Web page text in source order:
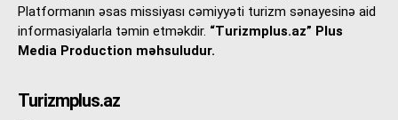
Platformanın əsas missiyası cəmiyyəti turizm sənayesinə aid
informasiyalarla təmin etməkdir. “Turizmplus.az” Plus
Media Production məhsuludur.
Turizmplus.az